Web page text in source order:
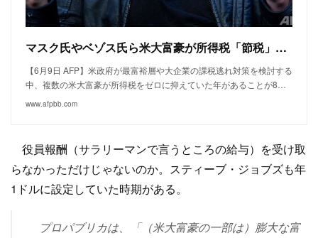
マスク氏やベゾス氏ら米大富豪が所得税「節税」、ゼロの年も 調査報道
【6月9日 AFP】米政府が最富裕層や大企業の課税逃れ対策を検討する
中、複数の米大富豪が所得税をゼロに抑えていた年があることが8…
www.afpbb.com
役員報酬（サラリーマンで言うところの給与）を受け取
らなかっただけじゃないのか。スティーブ・ジョブズも年
1ドルに設定していた時期がある。
プロパブリカは、「（米大富豪の一部は）膨大な富